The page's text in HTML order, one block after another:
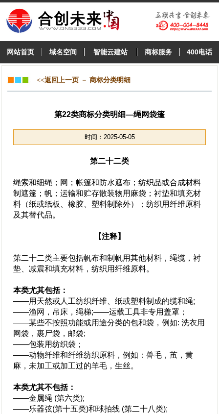
网站首页 域名空间 智能云建站 商标服务 400电话
<<返回上一页 － 商标分类明细
第22类商标分类明细—绳网袋篷
时间：2025-05-05
第二十二类
绳索和细绳；网；帐篷和防水遮布；纺织品或合成材料
制遮篷；帆；运输和贮存散装物用麻袋；衬垫和填充材
料（纸或纸板、橡胶、塑料制除外）；纺织用纤维原料
及其替代品。
【注释】
第二十二类主要包括帆布和制帆用其他材料，绳缆，衬
垫、减震和填充材料，纺织用纤维原料。
本类尤其包括：
——用天然或人工纺织纤维、纸或塑料制成的缆和绳;
——渔网，吊床，绳梯;——运载工具非专用盖罩；
——某些不按照功能或用途分类的包和袋，例如: 洗衣用
网袋，裹尸袋，邮袋;
——包装用纺织袋；
——动物纤维和纤维纺织原料，例如：兽毛，茧，黄
麻，未加工或加工过的羊毛，生丝。
本类尤其不包括：
——金属绳 (第六类);
——乐器弦(第十五类)和球拍线 (第二十八类);